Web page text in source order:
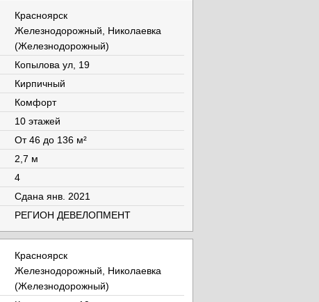
Красноярск
Железнодорожный, Николаевка
(Железнодорожный)
Копылова ул, 19
Кирпичный
Комфорт
10 этажей
От 46 до 136 м²
2,7 м
4
Cдана янв. 2021
РЕГИОН ДЕВЕЛОПМЕНТ
Красноярск
Железнодорожный, Николаевка
(Железнодорожный)